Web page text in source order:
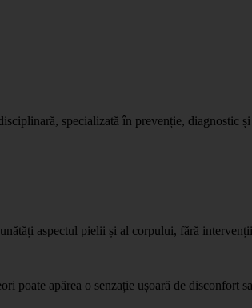
specializată în prevenție, diagnostic
aspectul pielii și al corpului, fără
poate apărea o senzație ușoară de disconfort